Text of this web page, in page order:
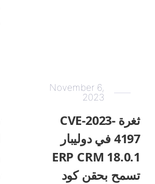
November 6,
2023
ثغرة CVE-2023-
4197 في دوليبار
ERP CRM 18.0.1
تسمح بحقن كود